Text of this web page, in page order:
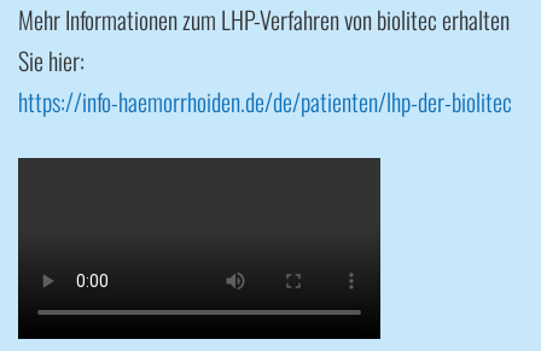
Mehr Informationen zum LHP-Verfahren von biolitec erhalten
Sie hier:
https://info-haemorrhoiden.de/de/patienten/lhp-der-biolitec